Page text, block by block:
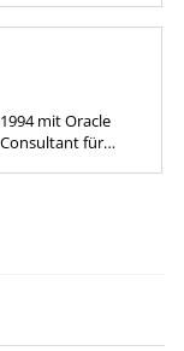
mit Oracle
für